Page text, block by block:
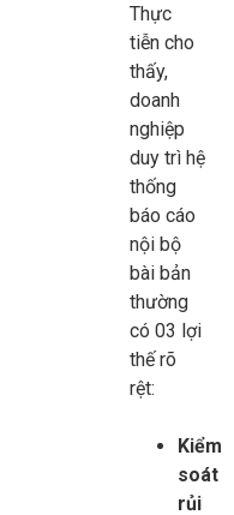
Thực
tiễn cho
thấy,
doanh
nghiệp
duy trì hệ
thống
báo cáo
nội bộ
bài bản
thường
có 03 lợi
thế rõ
rệt:
Kiểm
soát
rủi